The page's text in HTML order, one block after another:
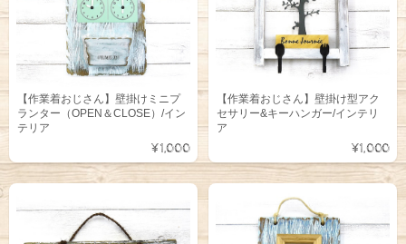
【作業着おじさん】壁掛けミニプ
ランター（OPEN＆CLOSE）/イン
テリア
¥1,000
【作業着おじさん】壁掛け型アク
セサリー&キーハンガー/インテリ
ア
¥1,000